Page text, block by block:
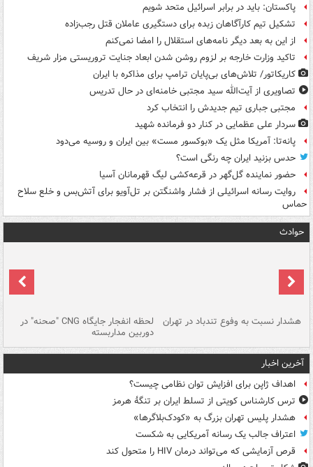
پاکستان: باید در برابر اسرائیل متحد شویم
تشکیل تیم کارآگاهان زبده برای دستگیری عاملان قتل رجب‌زاده
از این به بعد دیگر نامه‌های استقلال را امضا نمی‌کنم
تاکید وزارت خارجه بر لزوم روشن شدن ابعاد جنایت تروریستی مزار شریف
کاریکاتور/ تلاش‌های بی‌پایان ترامپ برای مذاکره با ایران
تصاویری از آیت‌الله سید مجتبی خامنه‌ای در حال تدریس
مجتبی جباری تیم جدیدش را انتخاب کرد
سردار علی عظمایی در کنار دو فرمانده شهید
پانه‌تا: آمریکا مثل یک «بوکسور مست» بین ایران و روسیه می‌دود
حدس بزنید ایران چه رنگی است؟
حضور نماینده گل‌گهر در قرعه‌کشی لیگ قهرمانان آسیا
روایت رسانه اسرائیلی از فشار واشنگتن بر تل‌آویو برای آتش‌بس و خلع سلاح
حماس
حوادث
هشدار نسبت به وفوع تندباد در تهران لحظه انفجار جایگاه CNG "صحنه" در
دوربین مداربسته
آخرین اخبار
اهداف ژاپن برای افزایش توان نظامی چیست؟
ترس کارشناس کویتی از تسلط ایران بر تنگۀ هرمز
هشدار پلیس تهران بزرگ به «کودک‌بلاگرها»
اعتراف جالب یک رسانه آمریکایی به شکست
قرص آزمایشی که می‌تواند درمان HIV را متحول کند